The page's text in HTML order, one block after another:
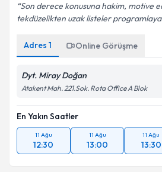
Son derece konusuna hakim, motive
tekdüzelikten uzak listeler
Adres 1 Online Görüşme
Dyt. Miray Doğan
Atakent Mah. 221.Sok. Rota Office A Blok
En Yakın Saatler
11 Ağu
12:30
11 Ağu
13:00
11 Ağu
13:30